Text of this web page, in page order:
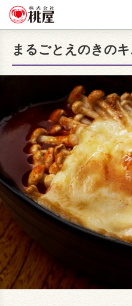
まるごとえのきの